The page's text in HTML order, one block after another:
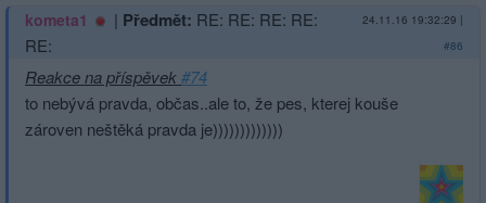
kometa1 | Předmět: RE: RE: RE: RE:
RE:
24.11.16 19:32:29 |
#86
Reakce na příspěvek#74
to nebývá pravda, občas..ale to, že pes, kterej kouše
zároven neštěká pravda je)))))))))))))